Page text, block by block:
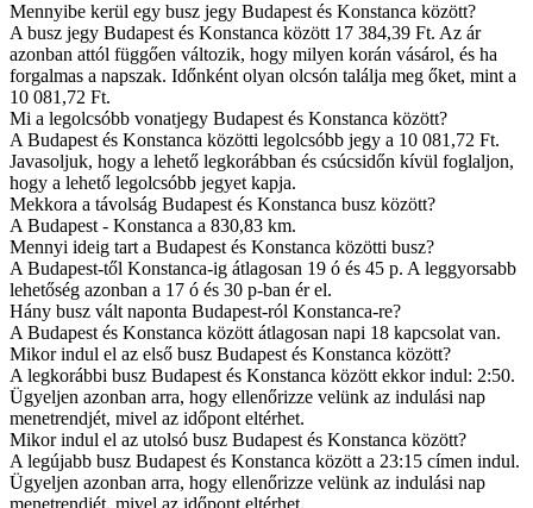
Mennyibe kerül egy busz jegy Budapest és Konstanca között?
A busz jegy Budapest és Konstanca között 17 384,39 Ft. Az ár
azonban attól függően változik, hogy milyen korán vásárol, és ha
forgalmas a napszak. Időnként olyan olcsón találja meg őket, mint a
10 081,72 Ft.
Mi a legolcsóbb vonatjegy Budapest és Konstanca között?
A Budapest és Konstanca közötti legolcsóbb jegy a 10 081,72 Ft.
Javasoljuk, hogy a lehető legkorábban és csúcsidőn kívül foglaljon,
hogy a lehető legolcsóbb jegyet kapja.
Mekkora a távolság Budapest és Konstanca busz között?
A Budapest - Konstanca a 830,83 km.
Mennyi ideig tart a Budapest és Konstanca közötti busz?
A Budapest-től Konstanca-ig átlagosan 19 ó és 45 p. A leggyorsabb
lehetőség azonban a 17 ó és 30 p-ban ér el.
Hány busz vált naponta Budapest-ról Konstanca-re?
A Budapest és Konstanca között átlagosan napi 18 kapcsolat van.
Mikor indul el az első busz Budapest és Konstanca között?
A legkorábbi busz Budapest és Konstanca között ekkor indul: 2:50.
Ügyeljen azonban arra, hogy ellenőrizze velünk az indulási nap
menetrendjét, mivel az időpont eltérhet.
Mikor indul el az utolsó busz Budapest és Konstanca között?
A legújabb busz Budapest és Konstanca között a 23:15 címen indul.
Ügyeljen azonban arra, hogy ellenőrizze velünk az indulási nap